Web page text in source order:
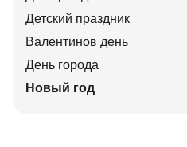
Детский праздник
Валентинов день
День города
Новый год